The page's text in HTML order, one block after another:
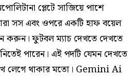
প্লেটে সাজিয়ে পাশে
সস এবং ওপরে একটি হাফ বয়েল
করুন। ফুটবল ম্যাচ দেখতে দেখতে
পারেন। এই পদটি যেমন দেখতে
লেগে থাকার মতো। Gemini Ai